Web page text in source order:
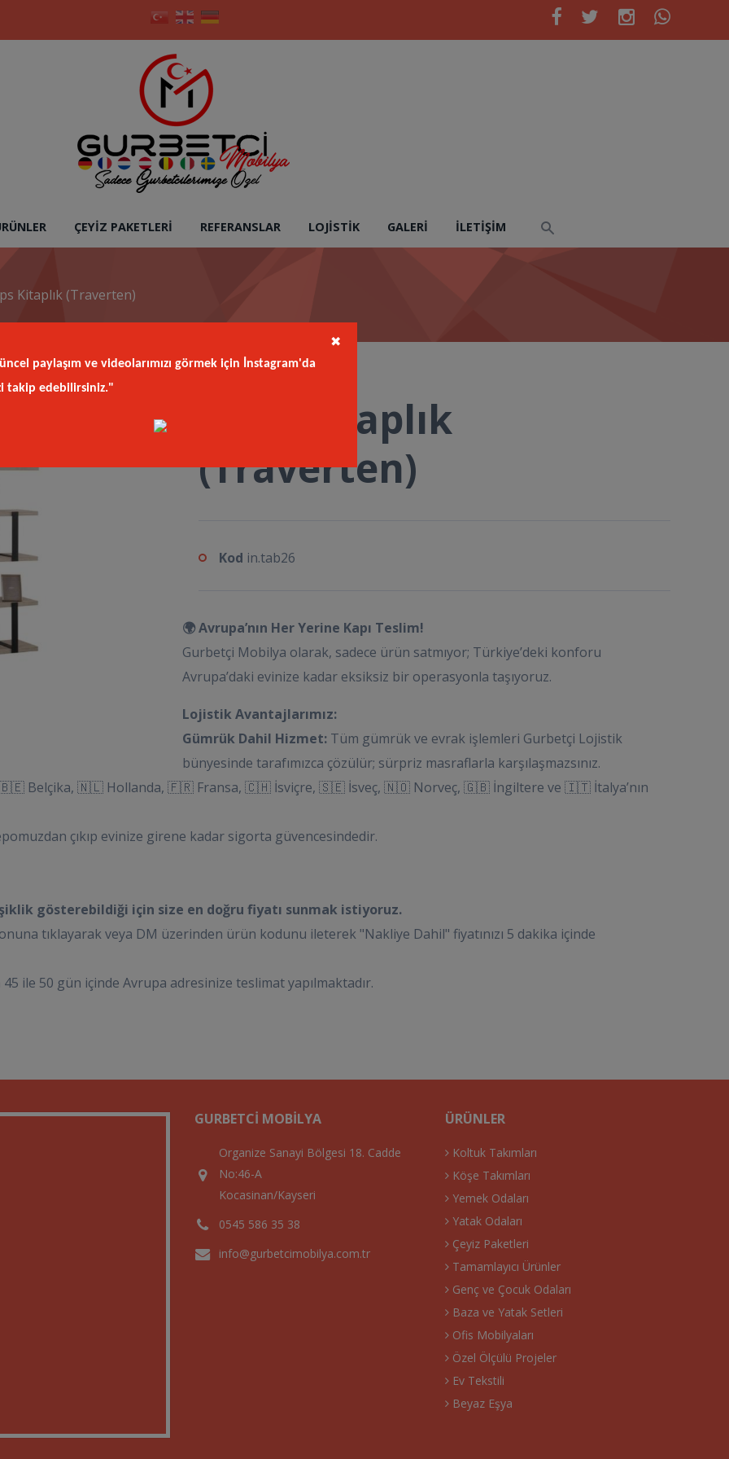
ÇEYIZ PAKETLERI REFERANSLAR LOJISTIK GALERI İLETIŞIM
Kitaplık (Traverten)
Caps Kitaplık
(Traverten)
Kod in.tab26
🌍 Avrupa’nın Her Yerine Kapı Teslim!
Gurbetçi Mobilya olarak, sadece ürün satmıyor; Türkiye’deki konforu
Avrupa’daki evinize kadar eksiksiz bir operasyonla taşıyoruz.
Lojistik Avantajlarımız:
Gümrük Dahil Hizmet: Tüm gümrük ve evrak işlemleri Gurbetçi Lojistik
bünyesinde tarafımızca çözülür; sürpriz masraflarla karşılaşmazsınız.
Belçika, 🇳🇱 Hollanda, 🇫🇷 Fransa, 🇨🇭 İsviçre, 🇸🇪 İsveç, 🇳🇴 Norveç, 🇬🇧 İngiltere ve 🇮🇹 İtalya’nın
çıkıp evinize girene kadar sigorta güvencesindedir.
gösterebildiği için size en doğru fiyatı sunmak istiyoruz.
tıklayarak veya DM üzerinden ürün kodunu ileterek "Nakliye Dahil" fiyatınızı 5 dakika içinde
ile 50 gün içinde Avrupa adresinize teslimat yapılmaktadır.
GURBETCI MOBILYA
Organize Sanayi Bölgesi 18. Cadde
No:46-A
Kocasinan/Kayseri
0545 586 35 38
info@gurbetcimobilya.com.tr
ÜRÜNLER
Koltuk Takımları
Köşe Takımları
Yemek Odaları
Yatak Odaları
Çeyiz Paketleri
Tamamlayıcı Ürünler
Genç ve Çocuk Odaları
Baza ve Yatak Setleri
Ofis Mobilyaları
Özel Ölçülü Projeler
Ev Tekstili
Beyaz Eşya
paylaşım ve videolarımızı görmek için İnstagram'da
takip edebilirsiniz."
✖